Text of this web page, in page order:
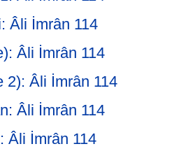
Âli İmrân 114
Âli İmrân 114
2): Âli İmrân 114
Âli İmrân 114
Âli İmrân 114